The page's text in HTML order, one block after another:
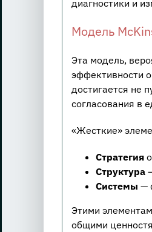
диагностики и
Модель
Эта модель,
эффективности
достигается не
согласования в
«Жесткие»
Стратегия
Структура
Системы —
Этими
общими